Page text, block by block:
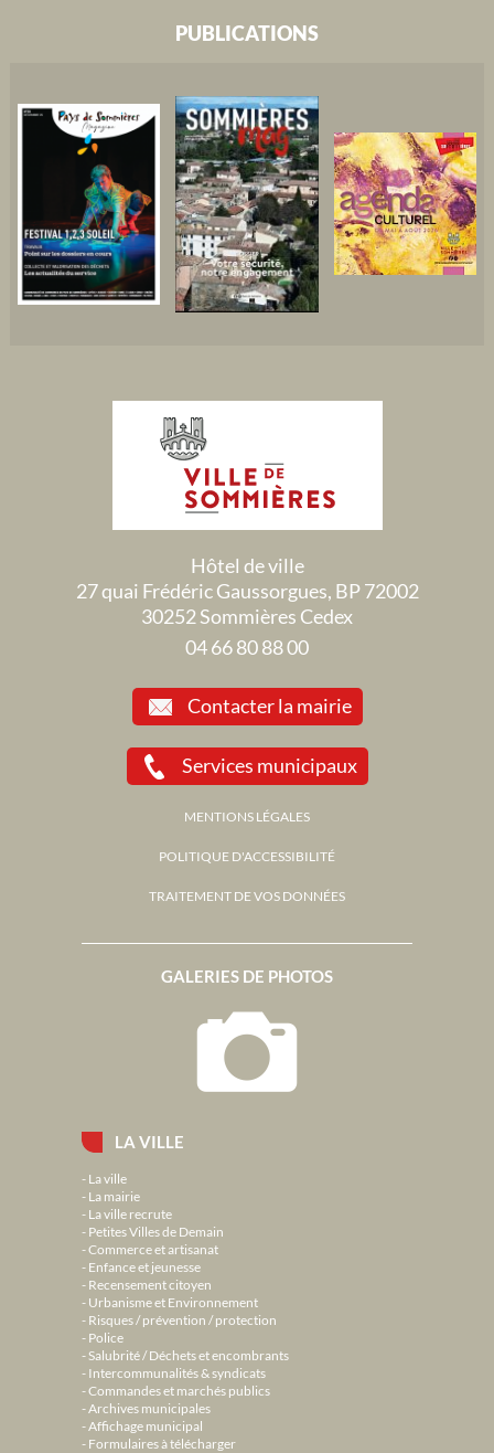
LA VILLE
La ville
La mairie
La ville recrute
Petites Villes de Demain
Commerce et artisanat
Enfance et jeunesse
Recensement citoyen
Urbanisme et Environnement
Risques / prévention / protection
Police
Salubrité / Déchets et encombrants
Intercommunalités & syndicats
Commandes et marchés publics
Archives municipales
Affichage municipal
Formulaires à télécharger
GALERIES DE PHOTOS
PUBLICATIONS
Hôtel de ville
27 quai Frédéric Gaussorgues, BP 72002
30252 Sommières Cedex
04 66 80 88 00
Contacter la mairie
Services municipaux
MENTIONS LÉGALES
POLITIQUE D'ACCESSIBILITÉ
TRAITEMENT DE VOS DONNÉES